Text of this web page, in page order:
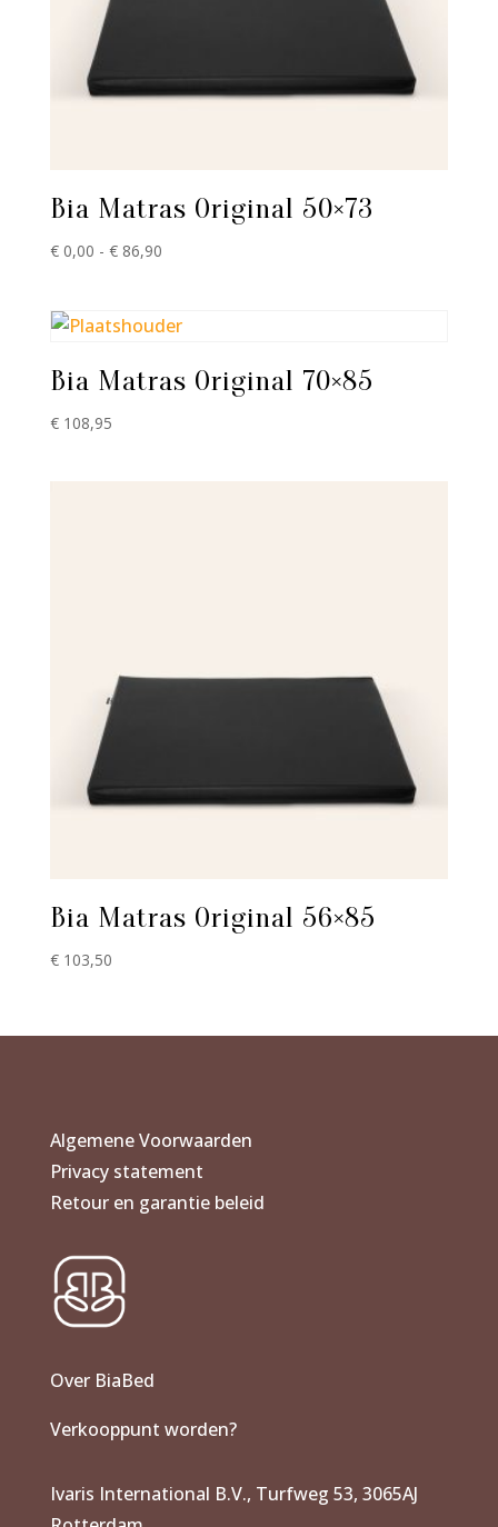
Bia Matras Original 50×73
€0,00 - €86,90Prijsklasse:
€ 86,90
Bia Matras Original 70×85
€108,95
Bia Matras Original 56×85
€103,50
Algemene Voorwaarden
Privacy statement
Retour en garantie beleid
Over BiaBed
Verkooppunt worden?
Ivaris International B.V., Turfweg 53, 3065AJ